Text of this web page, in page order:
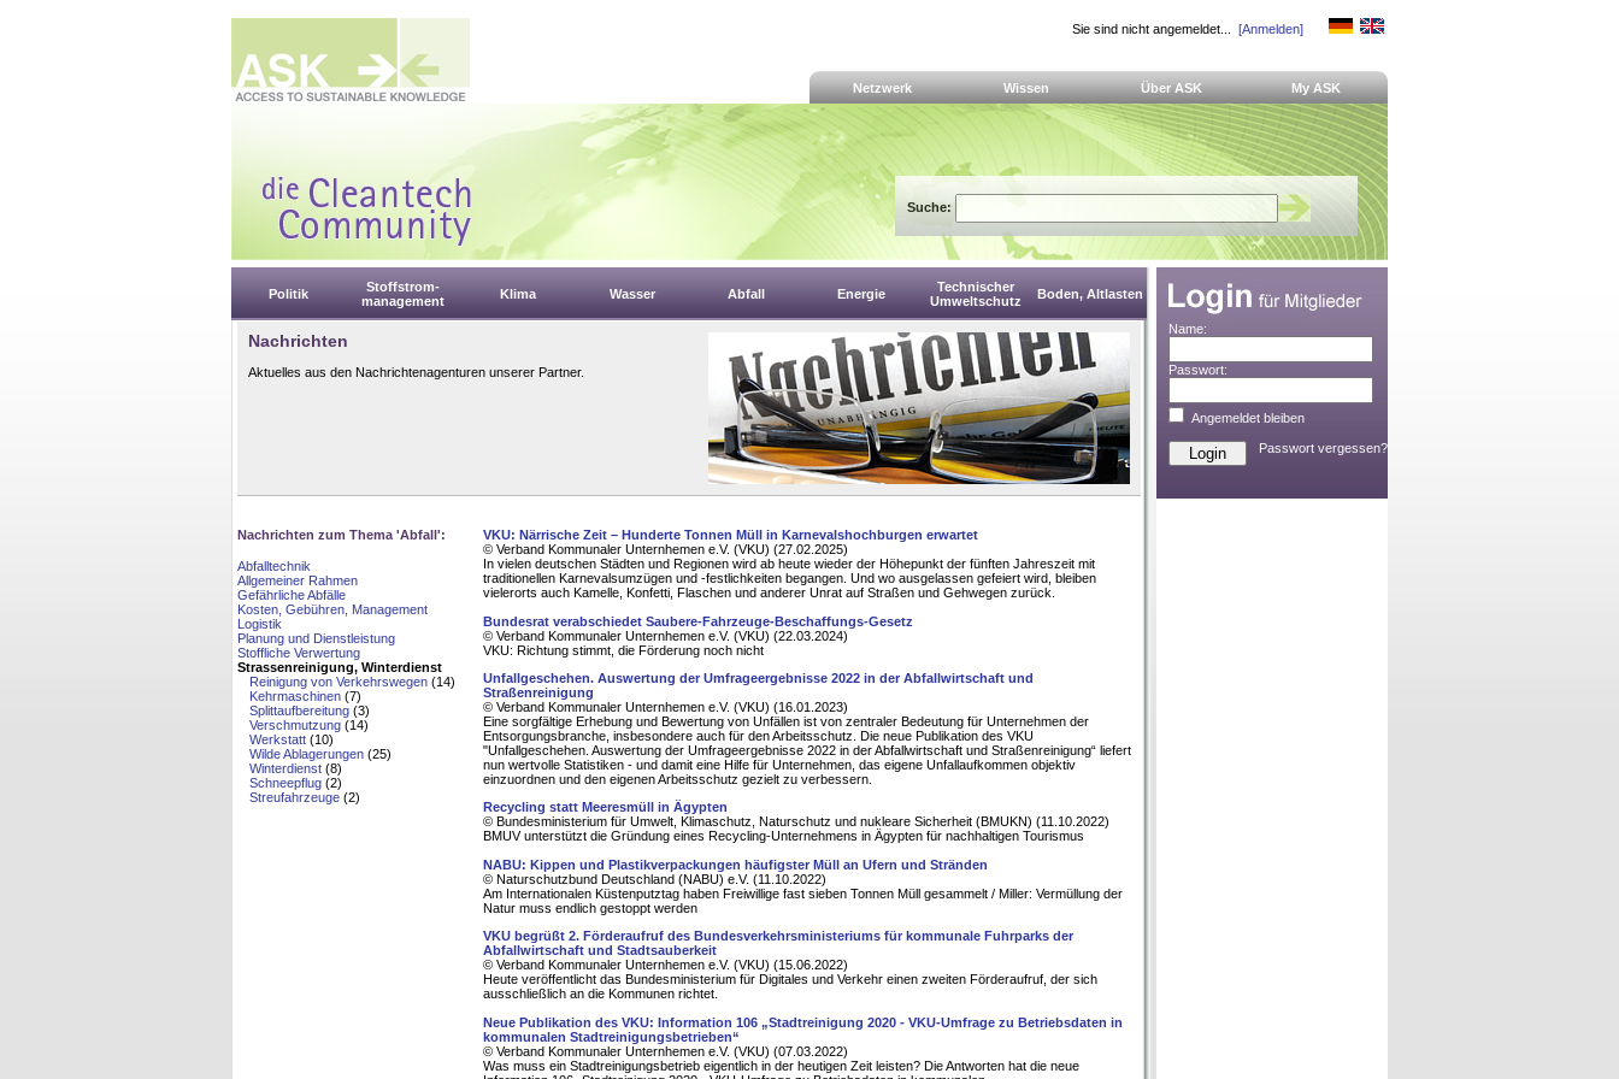
Sie sind nicht angemeldet... [Anmelden]
Netzwerk Wissen Über ASK My ASK
Suche:
Politik
Stoffstrom-
management
Klima Wasser Abfall Energie
Technischer
Umweltschutz
Boden, Altlasten
Nachrichten
Aktuelles aus den Nachrichtenagenturen unserer Partner.
Nachrichten zum Thema 'Abfall':
Abfalltechnik
Allgemeiner Rahmen
Gefährliche Abfälle
Kosten, Gebühren, Management
Logistik
Planung und Dienstleistung
Stoffliche Verwertung
Strassenreinigung, Winterdienst
Reinigung von Verkehrswegen (14)
Kehrmaschinen (7)
Splittaufbereitung (3)
Verschmutzung (14)
Werkstatt (10)
Wilde Ablagerungen (25)
Winterdienst (8)
Schneepflug (2)
Streufahrzeuge (2)
VKU: Närrische Zeit – Hunderte Tonnen Müll in Karnevalshochburgen erwartet
© Verband Kommunaler Unternhemen e.V. (VKU) (27.02.2025)
In vielen deutschen Städten und Regionen wird ab heute wieder der Höhepunkt der fünften Jahreszeit mit
traditionellen Karnevalsumzügen und -festlichkeiten begangen. Und wo ausgelassen gefeiert wird, bleiben
vielerorts auch Kamelle, Konfetti, Flaschen und anderer Unrat auf Straßen und Gehwegen zurück.
Bundesrat verabschiedet Saubere-Fahrzeuge-Beschaffungs-Gesetz
© Verband Kommunaler Unternhemen e.V. (VKU) (22.03.2024)
VKU: Richtung stimmt, die Förderung noch nicht
Unfallgeschehen. Auswertung der Umfrageergebnisse 2022 in der Abfallwirtschaft und
Straßenreinigung
© Verband Kommunaler Unternhemen e.V. (VKU) (16.01.2023)
Eine sorgfältige Erhebung und Bewertung von Unfällen ist von zentraler Bedeutung für Unternehmen der
Entsorgungsbranche, insbesondere auch für den Arbeitsschutz. Die neue Publikation des VKU
"Unfallgeschehen. Auswertung der Umfrageergebnisse 2022 in der Abfallwirtschaft und Straßenreinigung“ liefert
nun wertvolle Statistiken - und damit eine Hilfe für Unternehmen, das eigene Unfallaufkommen objektiv
einzuordnen und den eigenen Arbeitsschutz gezielt zu verbessern.
Recycling statt Meeresmüll in Ägypten
© Bundesministerium für Umwelt, Klimaschutz, Naturschutz und nukleare Sicherheit (BMUKN) (11.10.2022)
BMUV unterstützt die Gründung eines Recycling-Unternehmens in Ägypten für nachhaltigen Tourismus
NABU: Kippen und Plastikverpackungen häufigster Müll an Ufern und Stränden
© Naturschutzbund Deutschland (NABU) e.V. (11.10.2022)
Am Internationalen Küstenputztag haben Freiwillige fast sieben Tonnen Müll gesammelt / Miller: Vermüllung der
Natur muss endlich gestoppt werden
VKU begrüßt 2. Förderaufruf des Bundesverkehrsministeriums für kommunale Fuhrparks der
Abfallwirtschaft und Stadtsauberkeit
© Verband Kommunaler Unternhemen e.V. (VKU) (15.06.2022)
Heute veröffentlicht das Bundesministerium für Digitales und Verkehr einen zweiten Förderaufruf, der sich
ausschließlich an die Kommunen richtet.
Neue Publikation des VKU: Information 106 „Stadtreinigung 2020 - VKU-Umfrage zu Betriebsdaten in
kommunalen Stadtreinigungsbetrieben“
© Verband Kommunaler Unternhemen e.V. (VKU) (07.03.2022)
Was muss ein Stadtreinigungsbetrieb eigentlich in der heutigen Zeit leisten? Die Antworten hat die neue
Name:
Passwort:
Angemeldet bleiben
Passwort vergessen?